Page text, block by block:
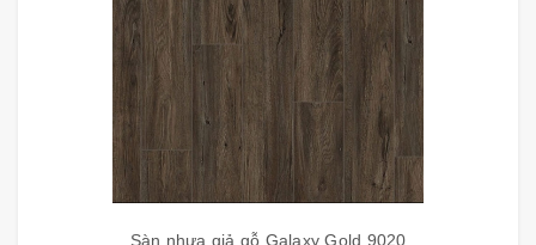
Công nghệ Hàn Quốc
Nước sản xuất Việt Nam
Những ưu điểm nổi bật của sàn nhựa
Vinyl
Galaxy vân gỗ :
Sàn nhựa giả gỗ Galaxy Gold 9020